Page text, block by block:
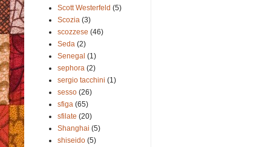
Scott Westerfeld (5)
Scozia (3)
scozzese (46)
Seda (2)
Senegal (1)
sephora (2)
sergio tacchini (1)
sesso (26)
sfiga (65)
sfilate (20)
Shanghai (5)
shiseido (5)